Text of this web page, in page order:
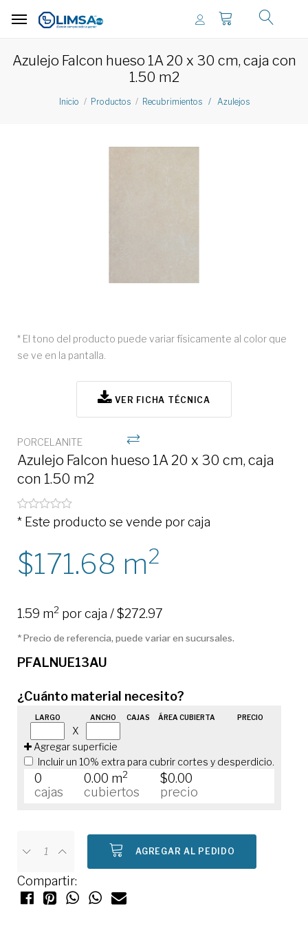
Azulejo Falcon hueso 1A 20 x 30 cm, caja con
1.50 m2
Inicio Productos Recubrimientos / Azulejos
* El tono del producto puede variar físicamente al color que
se ve en la pantalla.
VER FICHA TÉCNICA
PORCELANITE
Azulejo Falcon hueso 1A 20 x 30 cm, caja
con 1.50 m2
* Este producto se vende por caja
171.68 m2
1.59 m2 por caja / $272.97
* Precio de referencia, puede variar en sucursales.
PFALNUE13AU
¿Cuánto material necesito?
LARGO ANCHO CAJAS ÁREA CUBIERTA PRECIO
X
Agregar superficie
Incluir un 10% extra para cubrir cortes y desperdicio.
0
cajas
0.00 m2
cubiertos
$0.00
precio
AGREGAR AL PEDIDO
Compartir: